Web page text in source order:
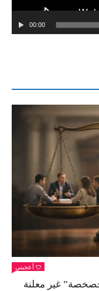
00:00
أعجبني
غير معلنة